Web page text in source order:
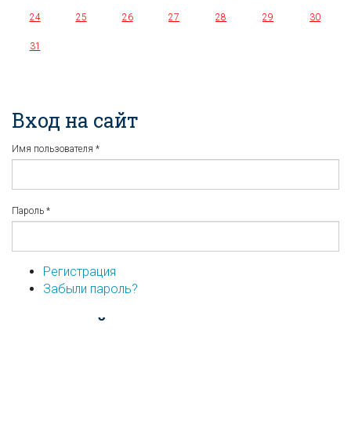
24 25 26 27 28 29 30
31
Вход на сайт
Имя пользователя *
Пароль *
Регистрация
Забыли пароль?
...или войдите используя